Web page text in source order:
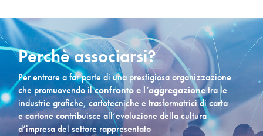
Perchè associarsi?
Per entrare a far parte di una prestigiosa organizzazione
che promuovendo ilconfronto e l’aggregazionetra le
industrie grafiche, cartotecniche e trasformatrici di carta
e cartone contribuisce all’evoluzione della cultura
d’impresa del settore rappresentato